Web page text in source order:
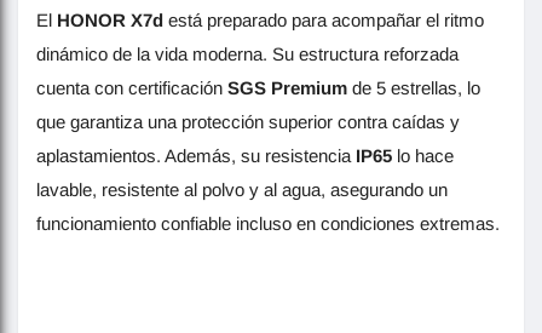
El HONOR X7d está preparado para acompañar el ritmo
dinámico de la vida moderna. Su estructura reforzada
cuenta con certificación SGS Premium de 5 estrellas, lo
que garantiza una protección superior contra caídas y
aplastamientos. Además, su resistencia IP65 lo hace
lavable, resistente al polvo y al agua, asegurando un
funcionamiento confiable incluso en condiciones extremas.